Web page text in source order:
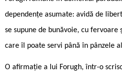
dependențe asumate: avidă de
se supune de bunăvoie, cu
care îl poate servi până în pânzele
O afirmaţie a lui Forugh, într-o